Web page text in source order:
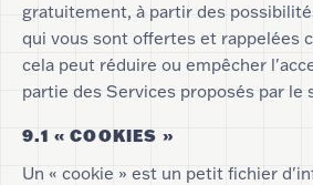
gratuitement, à partir des
qui vous sont offertes et rappelées
cela peut réduire ou empêcher
partie des Services proposés par le
9.1 « COOKIES »
Un « cookie » est un petit fichier